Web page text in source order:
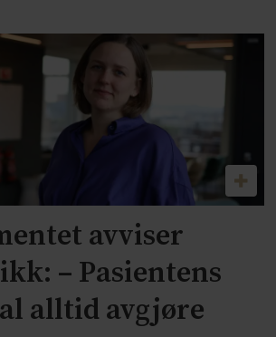
avviser
– Pasientens
alltid avgjøre